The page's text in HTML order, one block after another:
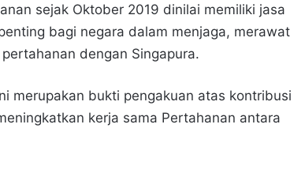
sejak Oktober 2019 dinilai memiliki jasa
bagi negara dalam menjaga, merawat
dengan Singapura.
merupakan bukti pengakuan atas kontribusi
kerja sama Pertahanan antara